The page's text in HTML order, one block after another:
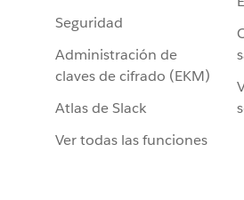
Seguridad
Administración de
claves de cifrado (EKM)
Atlas de Slack
Ver todas las funciones